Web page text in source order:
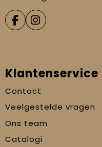
Klantenservice
Contact
Veelgestelde vragen
Ons team
Catalogi